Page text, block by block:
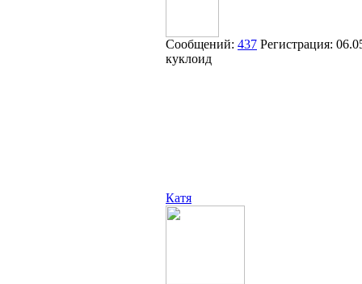
Сообщений: 437 Регистрация:
куклоид
Катя